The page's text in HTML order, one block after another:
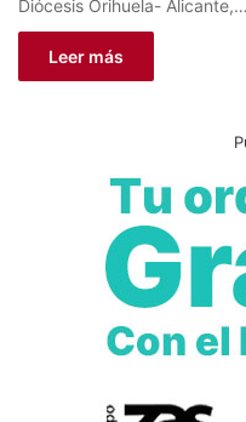
Diócesis Orihuela- Alicante,…
Leer más